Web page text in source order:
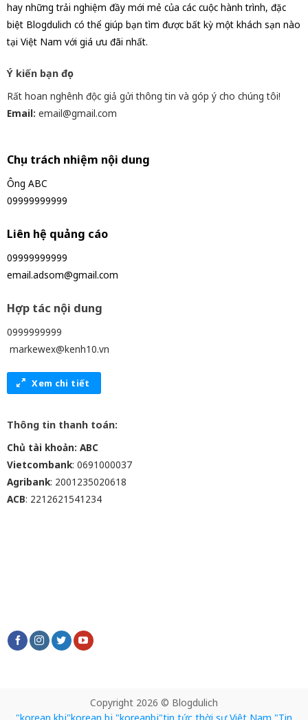
hay những trải nghiệm đầy mới mẻ của các cuộc hành trình, đặc
biệt Blogdulich có thể giúp bạn tìm được bất kỳ một khách sạn nào
tại Việt Nam với giá ưu đãi nhất.
Ý kiến bạn đọc
Rất hoan nghênh độc giả gửi thông tin và góp ý cho chúng tôi!
Email: email@gmail.com
Chịu trách nhiệm nội dung
Ông ABC
09999999999
Liên hệ quảng cáo
09999999999
email.adsom@gmail.com
Hợp tác nội dung
0999999999
markewex@kenh10.vn
Xem chi tiết
Thông tin thanh toán:
Chủ tài khoản: ABC
Vietcombank: 0691000037
Agribank: 2001235020618
ACB: 2212621541234
Copyright 2026 © Blogdulich